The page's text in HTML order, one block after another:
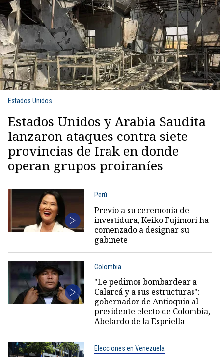
Estados Unidos
Estados Unidos y Arabia Saudita
lanzaron ataques contra siete
provincias de Irak en donde
operan grupos proiraníes
Perú
Previo a su ceremonia de
investidura, Keiko Fujimori ha
comenzado a designar su
gabinete
Colombia
"Le pedimos bombardear a
Calarcá y a sus estructuras":
gobernador de Antioquia al
presidente electo de Colombia,
Abelardo de la Espriella
Elecciones en Venezuela